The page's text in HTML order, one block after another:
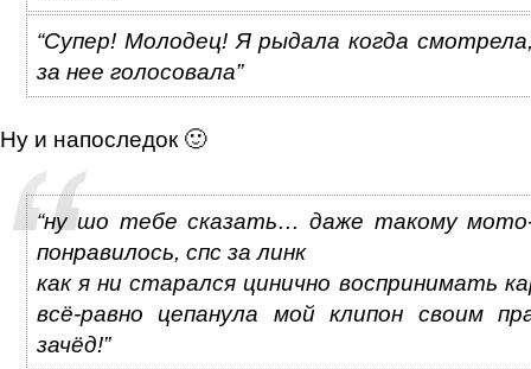
“Супер! Молодец! Я рыдала когда
за нее голосовала”
Ну и напоследок 🙂
“ну шо тебе сказать… даже такому мото-
понравилось, спс за линк
как я ни старался цинично воспринимать
всё-равно цепанула мой клипон своим
зачёд!”